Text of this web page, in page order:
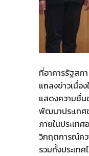
ที่อาคารรัฐสภ
แถลงข่าวเนื่อ
แสดงความชื่น
พัฒนาประเทศ
ภายในประเท
วิกฤตการณ์คว
รวมทั้งประเท